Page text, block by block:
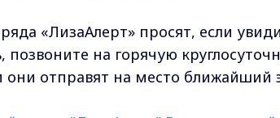
«ЛизаАлерт» просят, если
на горячую
они отправят на место ближайший